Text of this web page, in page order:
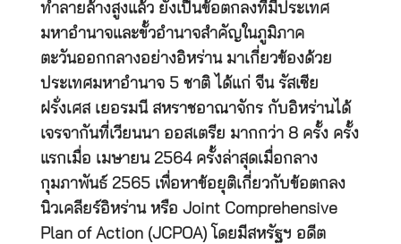
ทำลายล้างสูงแล้ว ยังเป็นข้อตกลงที่มีประเทศ
มหาอำนาจและขั้วอำนาจสำคัญในภูมิภาค
ตะวันออกกลางอย่างอิหร่าน มาเกี่ยวข้องด้วย
ประเทศมหาอำนาจ 5 ชาติ ได้แก่ จีน รัสเซีย
ฝรั่งเศส เยอรมนี สหราชอาณาจักร กับอิหร่านได้
เจรจากันที่เวียนนา ออสเตรีย มากกว่า 8 ครั้ง ครั้ง
แรกเมื่อ เมษายน 2564 ครั้งล่าสุดเมื่อกลาง
กุมภาพันธ์ 2565 เพื่อหาข้อยุติเกี่ยวกับข้อตกลง
นิวเคลียร์อิหร่าน หรือ Joint Comprehensive
Plan of Action (JCPOA) โดยมีสหรัฐฯ อดีต